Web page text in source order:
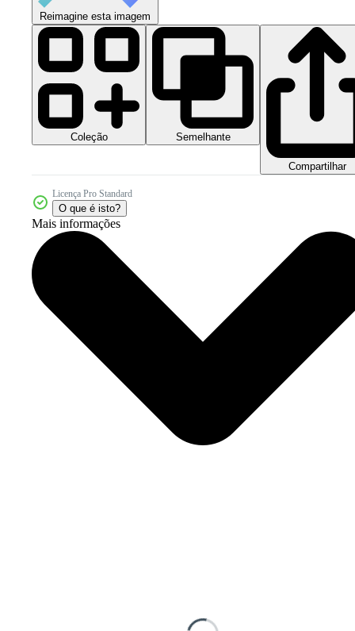
Reimagine esta imagem
Coleção Semelhante
Compartilhar
Licença Pro Standard
O que é isto?
Mais informações